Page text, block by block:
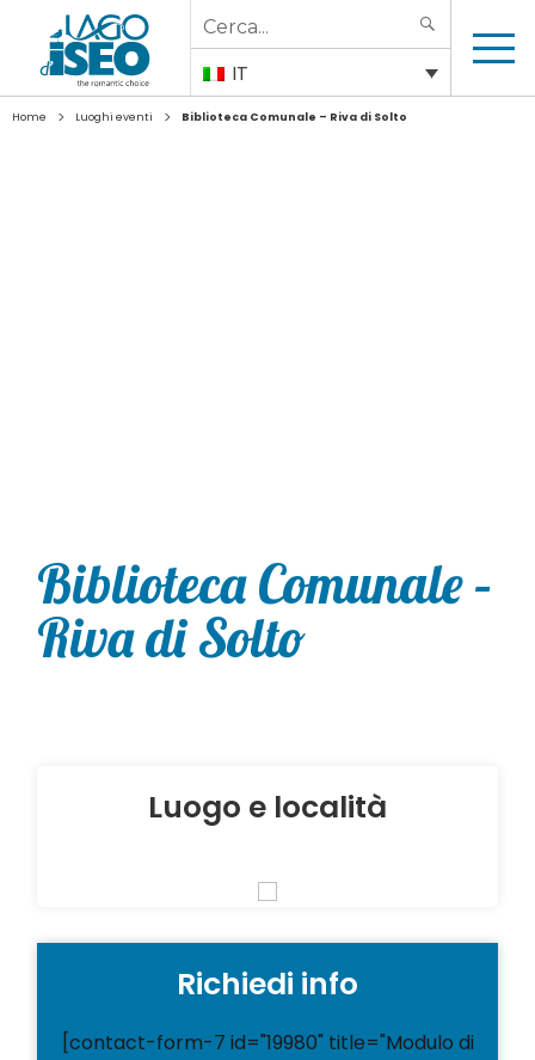
Search
for:
IT
Home > Luoghi eventi > Biblioteca Comunale – Riva di Solto
Biblioteca Comunale –
Riva di Solto
Luogo e località
Richiedi info
[contact-form-7 id="19980" title="Modulo di